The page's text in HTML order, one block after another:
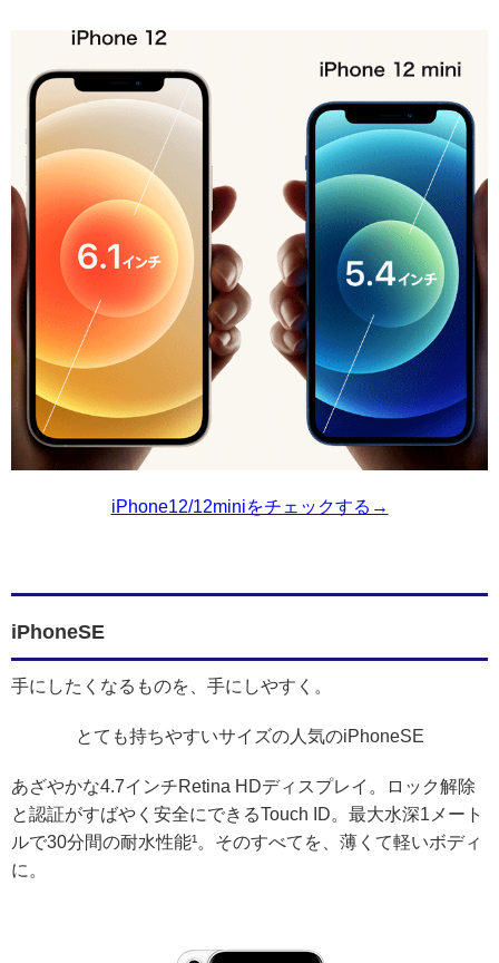
iPhone12/12miniをチェックする→
iPhoneSE
手にしたくなるものを、手にしやすく。
とても持ちやすいサイズの人気のiPhoneSE
あざやかな4.7インチRetina HDディスプレイ。ロック解除
と認証がすばやく安全にできるTouch ID。最大水深1メート
ルで30分間の耐水性能¹。そのすべてを、薄くて軽いボディ
に。